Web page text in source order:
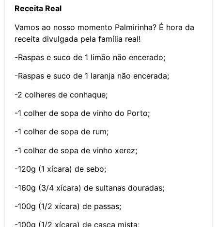
Receita Real
Vamos ao nosso momento Palmirinha? É hora da
receita divulgada pela família real!
-Raspas e suco de 1 limão não encerado;
-Raspas e suco de 1 laranja não encerada;
-2 colheres de conhaque;
-1 colher de sopa de vinho do Porto;
-1 colher de sopa de rum;
-1 colher de sopa de vinho xerez;
-120g (1 xícara) de sebo;
-160g (3/4 xícara) de sultanas douradas;
-100g (1/2 xícara) de passas;
-100g (1/2 xícara) de casca mista;